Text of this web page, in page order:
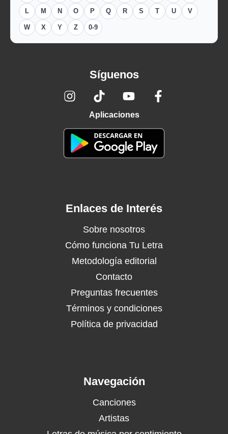
L M N O P Q R S T U V
W X Y Z 0-9
Síguenos
Aplicaciones
Enlaces de Interés
Sobre nosotros
Cómo funciona Tu Letra
Metodología editorial
Contacto
Preguntas frecuentes
Términos y condiciones
Política de privacidad
Navegación
Canciones
Artistas